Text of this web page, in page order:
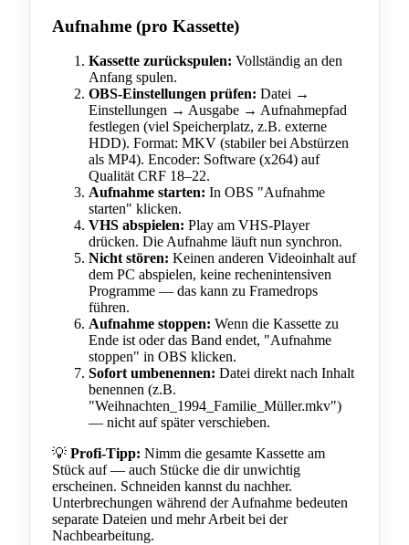
Aufnahme (pro Kassette)
Kassette zurückspulen: Vollständig an den
Anfang spulen.
OBS-Einstellungen prüfen: Datei →
Einstellungen → Ausgabe → Aufnahmepfad
festlegen (viel Speicherplatz, z.B. externe
HDD). Format: MKV (stabiler bei Abstürzen
als MP4). Encoder: Software (x264) auf
Qualität CRF 18–22.
Aufnahme starten: In OBS "Aufnahme
starten" klicken.
VHS abspielen: Play am VHS-Player
drücken. Die Aufnahme läuft nun synchron.
Nicht stören: Keinen anderen Videoinhalt auf
dem PC abspielen, keine rechenintensiven
Programme — das kann zu Framedrops
führen.
Aufnahme stoppen: Wenn die Kassette zu
Ende ist oder das Band endet, "Aufnahme
stoppen" in OBS klicken.
Sofort umbenennen: Datei direkt nach Inhalt
benennen (z.B.
"Weihnachten_1994_Familie_Müller.mkv")
— nicht auf später verschieben.
💡 Profi-Tipp: Nimm die gesamte Kassette am
Stück auf — auch Stücke die dir unwichtig
erscheinen. Schneiden kannst du nachher.
Unterbrechungen während der Aufnahme bedeuten
separate Dateien und mehr Arbeit bei der
Nachbearbeitung.